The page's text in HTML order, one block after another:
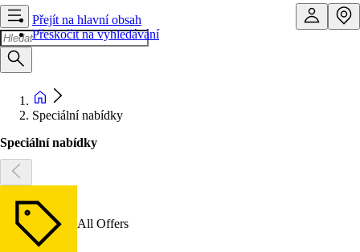
Přejít na hlavní obsah
Přeskočit na vyhledávání
Speciální nabídky
Speciální nabídky
All Offers